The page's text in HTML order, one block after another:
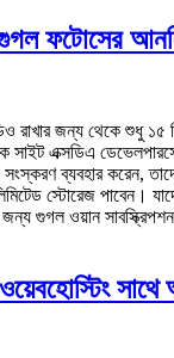
গুগল ফটোসের
রাখার জন্য থেকে শুধু ১৫
সাইট এক্সডিএ
সংস্করণ ব্যবহার করেন,
স্টোরেজ পাবেন।
জন্য গুগল ওয়ান
সাথে